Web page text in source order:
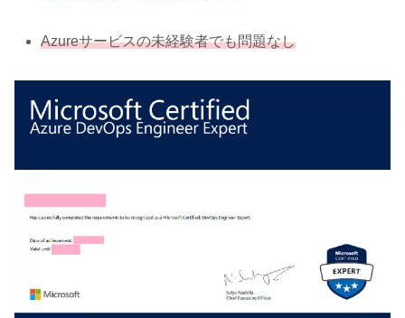
Azureサービスの未経験者でも問題なし